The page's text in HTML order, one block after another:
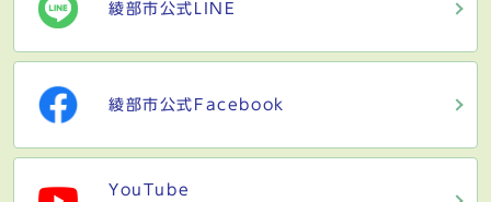
綾部市公式LINE
綾部市公式Facebook
YouTube